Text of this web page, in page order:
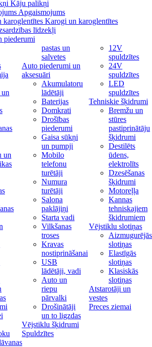
Kāju palikņi
Apgaismojums
Karogi un karoglentītes
līdzekļi
piederumi
un
pastas un
salvetes
Auto piederumi un
aksesuāri
Akumulatoru
lādētāji
Baterijas
Domkrati
Drošības
piederumi
Gaisa sūkņi
un pumpji
Mobilo
telefonu
turētāji
Numura
turētāji
Salona
paklājiņi
Starta vadi
Vilkšanas
troses
Kravas
nostiprināšanai
USB
lādētāji, vadi
Auto un
riepu
pārvalki
Drošinātāji
un to ligzdas
Vējstiklu šķidrumi
Spuldzītes
12V
spuldzītes
24V
spuldzītes
LED
spuldzītes
Tehniskie šķidrumi
Bremžu un
stūres
pastiprinātāju
šķidrumi
Destilēts
ūdens,
elektrolīts
Dzesēšanas
šķidrumi
Motoreļļa
Kannas
tehniskajiem
škidrumiem
Vējstiklu slotiņas
Aizmugurējās
slotiņas
Elastīgās
slotiņas
Klasiskās
slotiņas
Atstarotāji un
vestes
Preces ziemai